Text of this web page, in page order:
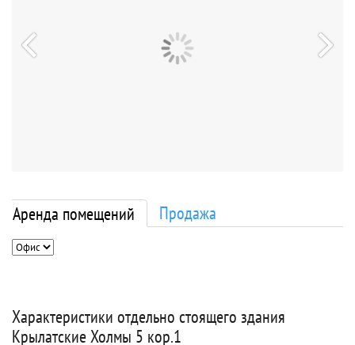
Аренда помещений Продажа
Характеристики отдельно стоящего здания
Крылатские Холмы 5 кор.1